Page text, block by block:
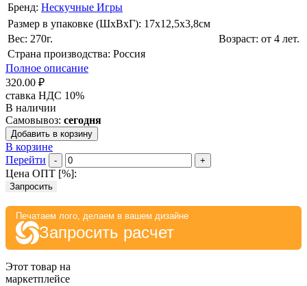
Бренд: Нескучные Игры
Размер в упаковке (ШхВxГ): 17х12,5х3,8cм
Вес: 270г.
Возраст: от 4 лет.
Страна производства: Россия
Полное описание
320.00 ₽
ставка НДС 10%
В наличии
Самовывоз: сегодня
Добавить в корзину
В корзине
Перейти
- +
Цена ОПТ [%]:
Запросить
Печатаем лого, делаем в вашем дизайне
Запросить расчет
Этот товар на
маркетплейсе